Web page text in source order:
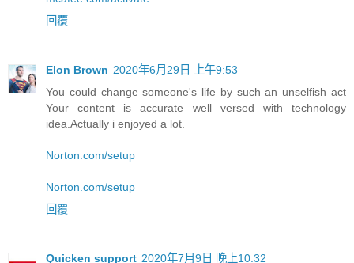
回覆
Elon Brown 2020年6月29日 上午9:53
You could change someone's life by such an unselfish act
Your content is accurate well versed with technology
idea.Actually i enjoyed a lot.
Norton.com/setup
Norton.com/setup
回覆
Quicken support 2020年7月9日 晚上10:32